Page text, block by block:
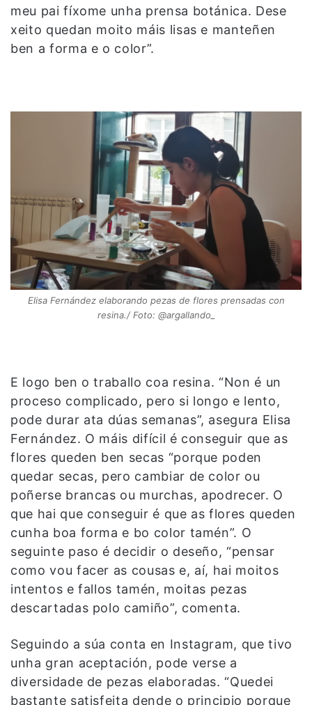
meu pai fíxome unha prensa botánica. Dese
xeito quedan moito máis lisas e manteñen
ben a forma e o color”.
Elisa Fernández elaborando pezas de flores prensadas con
resina./ Foto: @argallando_
E logo ben o traballo coa resina. “Non é un
proceso complicado, pero si longo e lento,
pode durar ata dúas semanas”, asegura Elisa
Fernández. O máis difícil é conseguir que as
flores queden ben secas “porque poden
quedar secas, pero cambiar de color ou
poñerse brancas ou murchas, apodrecer. O
que hai que conseguir é que as flores queden
cunha boa forma e bo color tamén”. O
seguinte paso é decidir o deseño, “pensar
como vou facer as cousas e, aí, hai moitos
intentos e fallos tamén, moitas pezas
descartadas polo camiño”, comenta.
Seguindo a súa conta en Instagram, que tivo
unha gran aceptación, pode verse a
diversidade de pezas elaboradas. “Quedei
bastante satisfeita dende o principio porque